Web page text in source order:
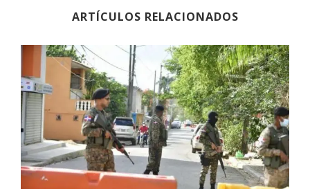
ARTÍCULOS RELACIONADOS